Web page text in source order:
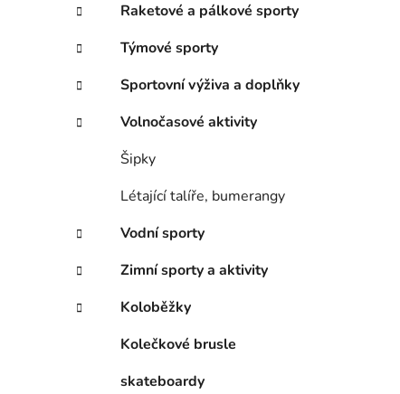
e
l
Raketové a pálkové sporty
Týmové sporty
Sportovní výživa a doplňky
Volnočasové aktivity
Šipky
Létající talíře, bumerangy
Vodní sporty
Zimní sporty a aktivity
Koloběžky
Kolečkové brusle
skateboardy